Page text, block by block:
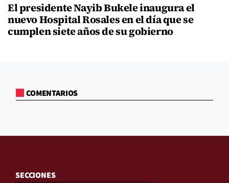
El presidente Nayib Bukele inaugura el
nuevo Hospital Rosales en el día que se
cumplen siete años de su gobierno
COMENTARIOS
SECCIONES